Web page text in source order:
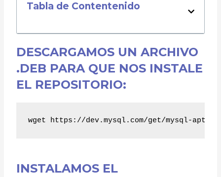
Tabla de Contentenido
DESCARGAMOS UN ARCHIVO
.DEB PARA QUE NOS INSTALE
EL REPOSITORIO:
wget https://dev.mysql.com/get/mysql-apt-
INSTALAMOS EL